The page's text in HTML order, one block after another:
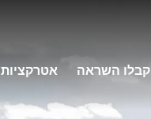
קבלו השראה אטרקציות